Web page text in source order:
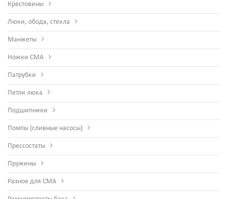
Крестовины
Люки, обода, стекла
Манжеты
Ножки СМА
Патрубки
Петли люка
Подшипники
Помпы (сливные насосы)
Прессостаты
Пружины
Разное для СМА